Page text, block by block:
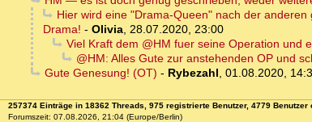
Hier wird eine "Drama-Queen" nach der
Drama! - Olivia, 28.07.2020, 23:00
Viel Kraft dem @HM fuer seine Operation und
@HM: Alles Gute zur anstehenden OP und
Gute Genesung! (OT) - Rybezahl, 01.08.2020,
257374 Einträge in 18362 Threads, 975 registrierte Benutzer, 4779
Forumszeit: 07.08.2026, 21:04 (Europe/Berlin)